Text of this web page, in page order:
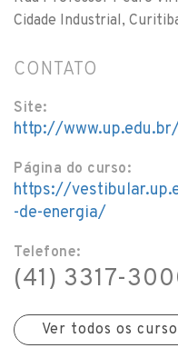
Cidade Industrial,
CONTATO
Site:
http://www.up.edu.br/
Página do curso:
https://
-de-energia/
Telefone:
(41) 3317-
Ver todos os